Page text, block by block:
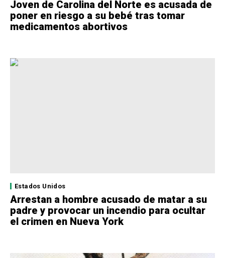
Joven de Carolina del Norte es acusada de
poner en riesgo a su bebé tras tomar
medicamentos abortivos
Estados Unidos
Arrestan a hombre acusado de matar a su
padre y provocar un incendio para ocultar
el crimen en Nueva York